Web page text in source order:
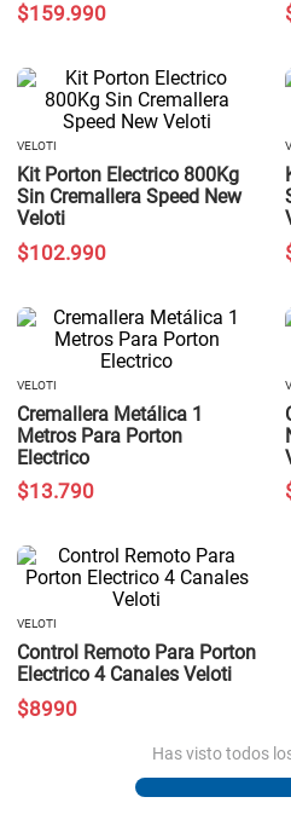
$159.990
VELOTI
Kit Porton Electrico 800Kg
Sin Cremallera Speed New
Veloti
$102.990
VELOTI
Cremallera Metálica 1
Metros Para Porton
Electrico
$13.790
VELOTI
Control Remoto Para Porton
Electrico 4 Canales Veloti
$8990
Has visto todos